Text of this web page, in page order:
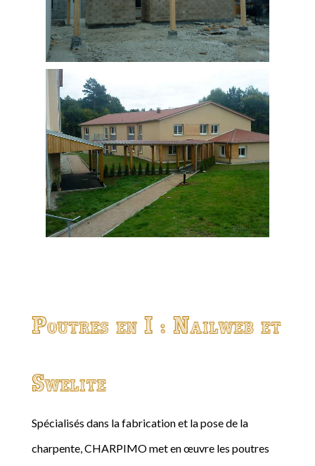
Poutres en I : Nailweb et
Swelite
Spécialisés dans la fabrication et la pose de la
charpente, CHARPIMO met en œuvre les poutres